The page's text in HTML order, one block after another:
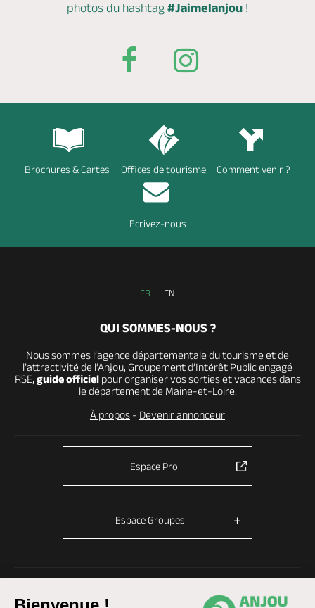
photos du hashtag #Jaimelanjou !
Brochures & Cartes Offices de tourisme Comment venir ?
Ecrivez-nous
FR EN
QUI SOMMES-NOUS ?
Nous sommes l’agence départementale du tourisme et de
l’attractivité de l’Anjou, Groupement d’Intérêt Public engagé
RSE, guide officielpour organiser vos sorties et vacances dans
le département de Maine-et-Loire.
À propos - Devenir annonceur
Espace Pro
Espace Groupes